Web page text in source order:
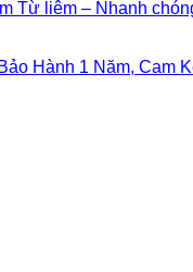
Từ liêm – Nhanh
Hành 1 Năm, Cam